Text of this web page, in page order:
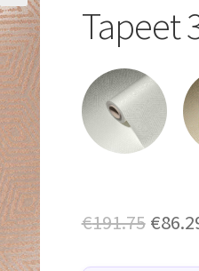
Tapeet
€191.75 Algne
€